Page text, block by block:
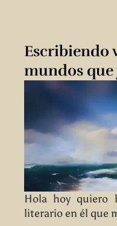
Escribiendo
mundos
Hola hoy quiero
literario en él que